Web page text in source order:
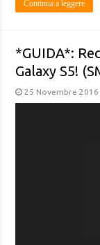
Continua a leggere
*GUIDA*:
Galaxy S5!
25 Novembre 2016